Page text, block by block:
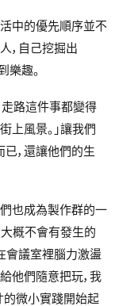
中的優先順序並不
，自己挖掘出
樂趣。
走路這件事都變得
上風景。」讓我們
，還讓他們的生
也成為製作群的一
大概不會有發生的
會議室裡腦力激盪
他們隨意把玩，我
的微小實踐開始起